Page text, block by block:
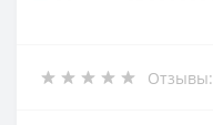
Отзывы: